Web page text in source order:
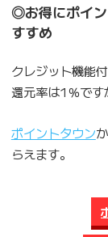
◎お得にポイ
すすめ
クレジット機能
還元率は1％です
ポイントタウン
らえます。